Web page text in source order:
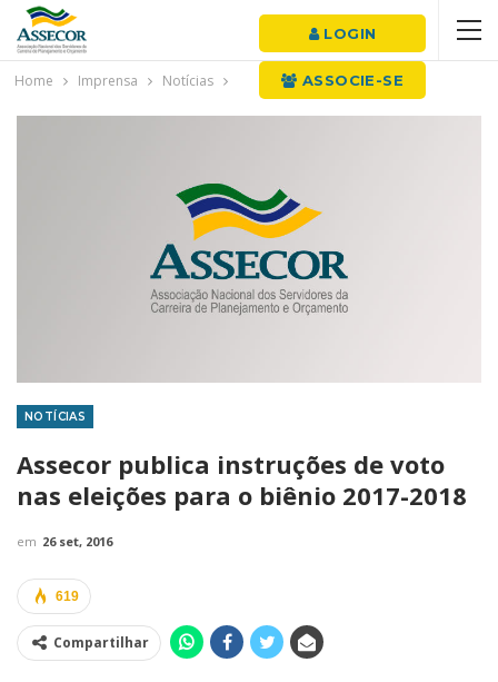
LOGIN
ASSOCIE-SE
Home Imprensa Notícias
NOTÍCIAS
Assecor publica instruções de voto
nas eleições para o biênio 2017-2018
em 26 set, 2016
619
Compartilhar